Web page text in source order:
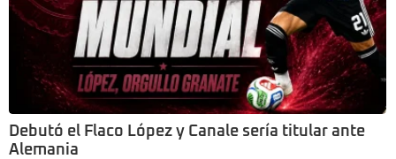
Debutó el Flaco López y Canale sería titular ante
Alemania